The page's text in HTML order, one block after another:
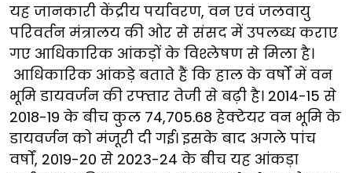
यह जानकारी केंद्रीय पर्यावरण, वन एवं जलवायु
परिवर्तन मंत्रालय की ओर से संसद में उपलब्ध कराए
गए आधिकारिक आंकड़ों के विश्लेषण से मिला है।
आधिकारिक आंकड़े बताते हैं कि हाल के वर्षों में वन
भूमि डायवर्जन की रफ्तार तेजी से बढ़ी है। 2014-15 से
2018-19 के बीच कुल 74,705.68 हेक्टेयर वन भूमि के
डायवर्जन को मंजूरी दी गई। इसके बाद अगले पांच
वर्षों, 2019-20 से 2023-24 के बीच यह आंकड़ा